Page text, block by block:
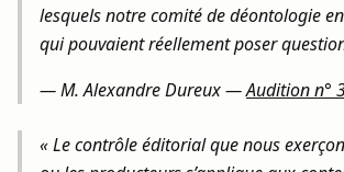
lesquels notre comité de déontologie
qui pouvaient réellement poser
—M. Alexandre Dureux—Audition n°
« Le contrôle éditorial que nous